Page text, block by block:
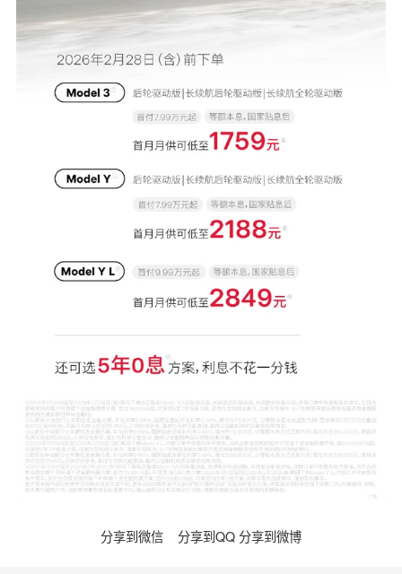
分享到微信 分享到QQ 分享到微博